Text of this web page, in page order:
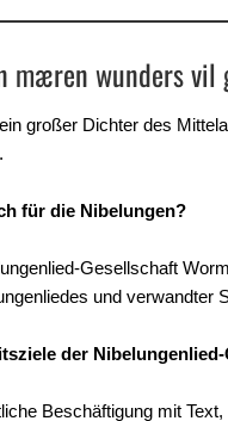
mæren wunders vil
großer Dichter des
für die Nibelungen?
Gesellschaft
und verwandter
der
Beschäftigung mit